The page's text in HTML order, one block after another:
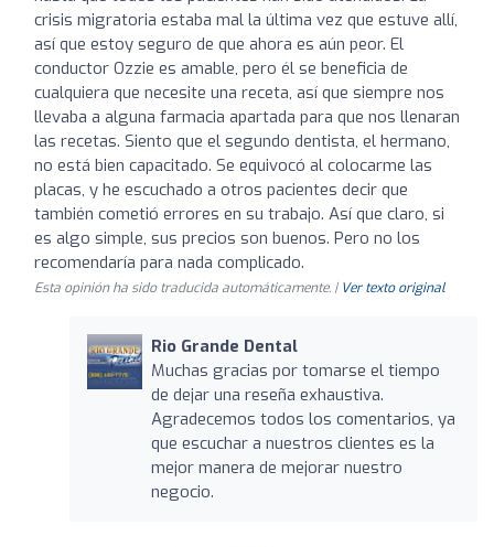
crisis migratoria estaba mal la última vez que estuve allí,
así que estoy seguro de que ahora es aún peor. El
conductor Ozzie es amable, pero él se beneficia de
cualquiera que necesite una receta, así que siempre nos
llevaba a alguna farmacia apartada para que nos llenaran
las recetas. Siento que el segundo dentista, el hermano,
no está bien capacitado. Se equivocó al colocarme las
placas, y he escuchado a otros pacientes decir que
también cometió errores en su trabajo. Así que claro, si
es algo simple, sus precios son buenos. Pero no los
recomendaría para nada complicado.
Esta opinión ha sido traducida automáticamente. | Ver texto original
Rio Grande Dental
Muchas gracias por tomarse el tiempo
de dejar una reseña exhaustiva.
Agradecemos todos los comentarios, ya
que escuchar a nuestros clientes es la
mejor manera de mejorar nuestro
negocio.